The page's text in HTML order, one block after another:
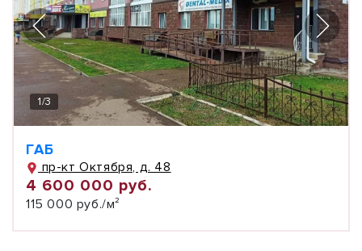
1/3
ГАБ
пр-кт Октября, д. 48
4 600 000 руб.
115 000 руб./м²